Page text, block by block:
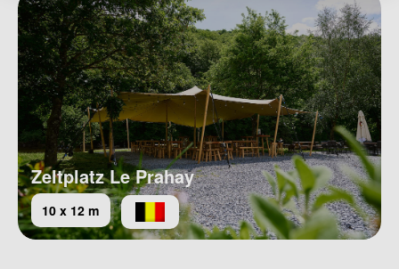
Zeltplatz Le Prahay
10 x 12 m